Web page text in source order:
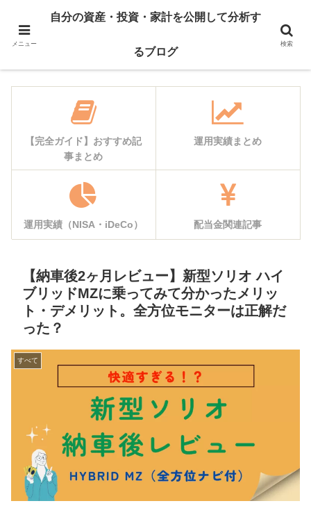
自己紹介 資産公開
【完全ガイド】おすすめ記
事まとめ
運用実績まとめ
運用実績（NISA・iDeCo） 配当金関連記事
【納車後2ヶ月レビュー】新型ソリオ ハイ
ブリッドMZに乗ってみて分かったメリッ
ト・デメリット。全方位モニターは正解だ
った？
すべて
メニュー
自分の資産・投資・家計を公開して分析す
るブログ
検索